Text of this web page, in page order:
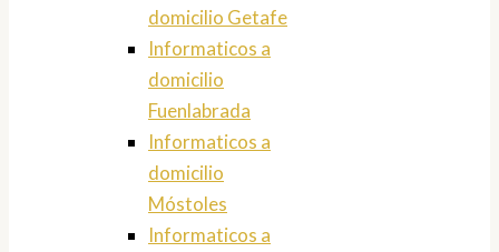
domicilio Getafe
Informaticos a
domicilio
Fuenlabrada
Informaticos a
domicilio
Móstoles
Informaticos a